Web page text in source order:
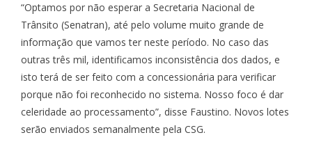
“Optamos por não esperar a Secretaria Nacional de
Trânsito (Senatran), até pelo volume muito grande de
informação que vamos ter neste período. No caso das
outras três mil, identificamos inconsistência dos dados, e
isto terá de ser feito com a concessionária para verificar
porque não foi reconhecido no sistema. Nosso foco é dar
celeridade ao processamento”, disse Faustino. Novos lotes
serão enviados semanalmente pela CSG.